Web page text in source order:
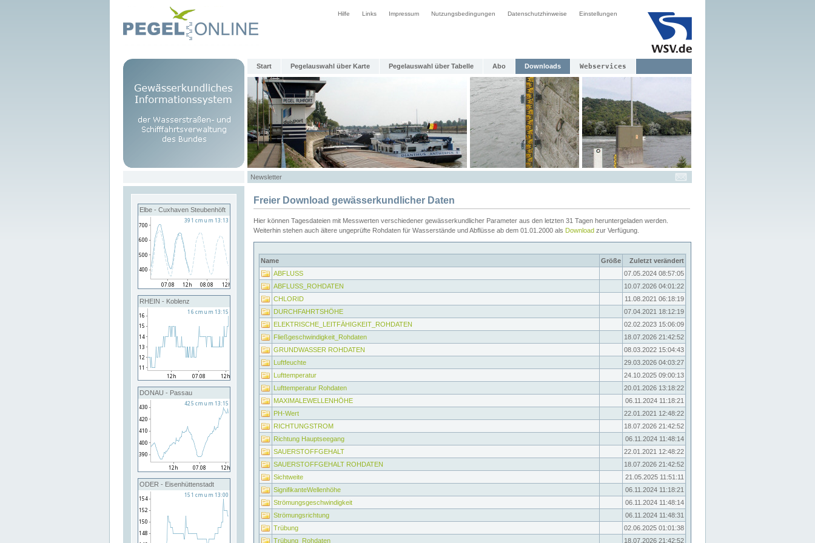
Hilfe Links Impressum Nutzungsbedingungen Datenschutzhinweise Einstellungen
Start Pegelauswahl über Karte Pegelauswahl über Tabelle Abo Downloads Webservices
Newsletter
Elbe - Cuxhaven Steubenhöft
RHEIN - Koblenz
DONAU - Passau
ODER - Eisenhüttenstadt
Freier Download gewässerkundlicher Daten
Hier können Tagesdateien mit Messwerten verschiedener gewässerkundlicher Parameter aus den letzten 31 Tagen heruntergeladen werden.
Weiterhin stehen auch ältere ungeprüfte Rohdaten für Wasserstände und Abflüsse ab dem 01.01.2000 als Download zur Verfügung.
Name Größe
Zuletzt verändert
ABFLUSS
07.05.2024 08:57:05
ABFLUSS_ROHDATEN
10.07.2026 04:01:22
CHLORID
11.08.2021 06:18:19
DURCHFAHRTSHÖHE
07.04.2021 18:12:19
ELEKTRISCHE_LEITFÄHIGKEIT_ROHDATEN
02.02.2023 15:06:09
Fließgeschwindigkeit_Rohdaten
18.07.2026 21:42:52
GRUNDWASSER ROHDATEN
08.03.2022 15:04:43
Luftfeuchte
29.03.2026 04:03:27
Lufttemperatur
24.10.2025 09:00:13
Lufttemperatur Rohdaten
20.01.2026 13:18:22
MAXIMALEWELLENHÖHE
06.11.2024 11:18:21
PH-Wert
22.01.2021 12:48:22
RICHTUNGSTROM
18.07.2026 21:42:52
Richtung Hauptseegang
06.11.2024 11:48:14
SAUERSTOFFGEHALT
22.01.2021 12:48:22
SAUERSTOFFGEHALT ROHDATEN
18.07.2026 21:42:52
Sichtweite
21.05.2025 11:51:11
SignifikanteWellenhöhe
06.11.2024 11:18:21
Strömungsgeschwindigkeit
06.11.2024 11:48:14
Strömungsrichtung
06.11.2024 11:48:31
Trübung
02.06.2025 01:01:38
Trübung_Rohdaten
18.07.2026 21:42:52